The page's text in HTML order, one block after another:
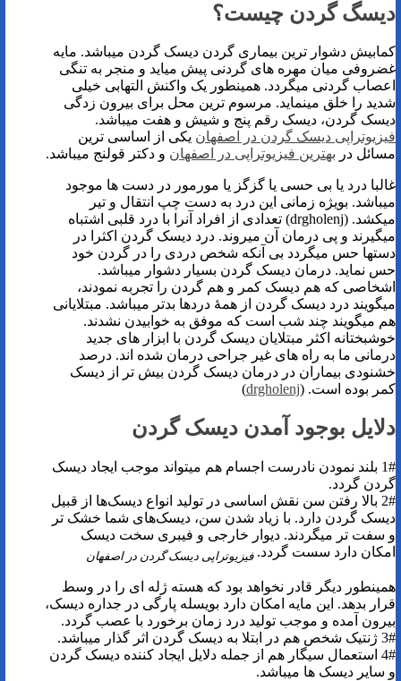
دیسگ گردن چیست؟
کمابیش دشوار ترین بیماری گردن دیسک گردن میباشد. مایه
غضروفی میان مهره های گردنی پیش میاید و منجر به تنگی
اعصاب گردنی میگردد. همینطور یک واکنش التهابی خیلی
شدید را خلق مینماید. مرسوم ترین محل برای بیرون زدگی
دیسک گردن، دیسک رقم پنج و شیش و هفت میباشد.
فیزیوتراپی دیسک گردن در اصفهان یکی از اساسی ترین
مسائل در بهترین فیزیوتراپی در اصفهان و دکتر قولنج میباشد.
غالبا درد یا بی حسی یا گزگز یا مورمور در دست ها موجود
میباشد. بویژه زمانی این درد به دست چپ انتقال و تیر
میکشد. (drgholenj) تعدادی از افراد آنرا با درد قلبی اشتباه
میگیرند و پی درمان آن میروند. درد دیسک گردن اکثرا در
دستها حس میگردد بی آنکه شخص دردی را در گردن خود
حس نماید. درمان دیسک گردن بسیار دشوار میباشد.
اشخاصی که هم دیسک کمر و هم گردن را تجربه نمودند،
میگویند درد دیسک گردن از همۀ دردها بدتر میباشد. مبتلایانی
هم میگویند چند شب است که موفق به خوابیدن نشدند.
خوشبختانه اکثر مبتلایان دیسک گردن با ابزار های جدید
درمانی ما به راه های غیر جراحی درمان شده اند. درصد
خشنودی بیماران در درمان دیسک گردن بیش تر از دیسک
کمر بوده است. (drgholenj
)
دلایل بوجود آمدن دیسک گردن
1# بلند نمودن نادرست اجسام هم میتواند موجب ایجاد دیسک
گردن گردد.
2# بالا رفتن سن نقش اساسی در تولید انواع دیسک‌ها از قبیل
دیسک گردن دارد. با زیاد شدن سن، دیسک‌های شما خشک ‌تر
و سفت ‌تر میگردند. دیوار خارجی و فیبری سخت دیسک
امکان دارد سست گردد.فیزیوتراپی دیسک گردن در اصفهان
همینطور دیگر قادر نخواهد بود که هسته ژله ‌ای را در وسط
قرار بدهد. این مایه امکان دارد بویسله پارگی در جداره دیسک،
بیرون آمده و موجب تولید درد زمان برخورد با عصب گردد.
3# ژنتیک شخص هم در ابتلا به دیسک گردن اثر گذار میباشد.
4# استعمال سیگار هم از جمله دلایل ایجاد کننده دیسک گردن
و سایر دیسک ها میباشد.